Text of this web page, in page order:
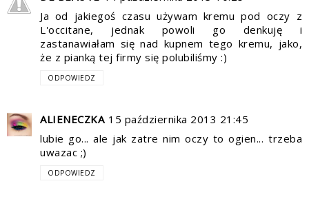
Ja od jakiegoś czasu używam kremu pod oczy z
L'occitane, jednak powoli go denkuję i
zastanawiałam się nad kupnem tego kremu, jako,
że z pianką tej firmy się polubiliśmy :)
ODPOWIEDZ
ALIENECZKA 15 października 2013 21:45
lubie go... ale jak zatre nim oczy to ogien... trzeba
uwazac ;)
ODPOWIEDZ